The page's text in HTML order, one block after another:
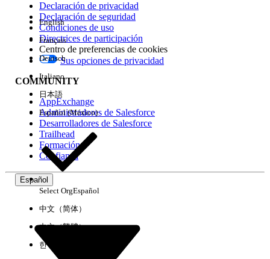
Edición
Experiencia
Declaración de privacidad
Declaración de seguridad
Condiciones de uso
Directrices de participación
Centro de preferencias de cookies
Sus opciones de privacidad
COMMUNITY
AppExchange
Administradores de Salesforce
Desarrolladores de Salesforce
Trailhead
Formación
Confianza
Español
English
Français
Deutsch
Italiano
日本語
Español (México)
Select OrgEspañol
中文（简体）
中文（繁體）
한국어